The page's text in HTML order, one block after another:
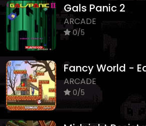
Gals Panic 2
ARCADE
0/5
Fancy World -
ARCADE
0/5